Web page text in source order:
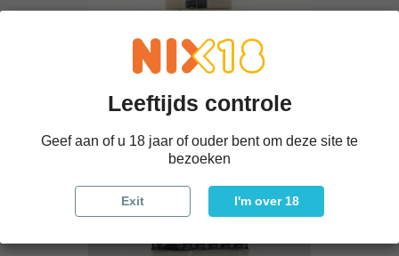
KLM Huisje 6
-20%
Leeftijds controle
Geef aan of u 18 jaar of ouder bent om deze site te
bezoeken
Exit I'm over 18